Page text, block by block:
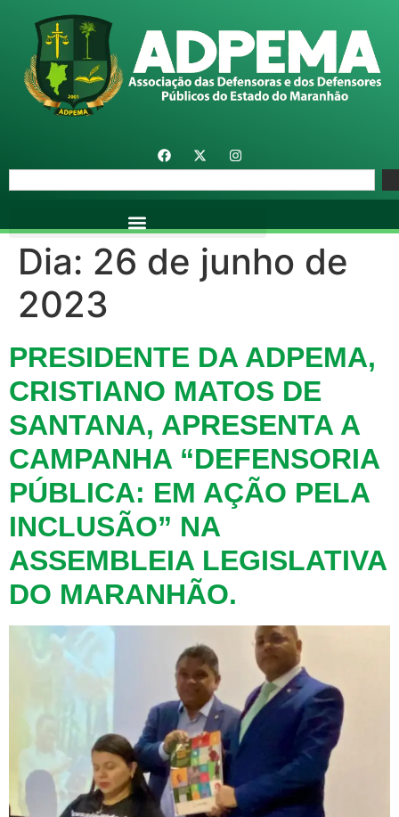
Dia: 26 de junho de
2023
PRESIDENTE DA ADPEMA,
CRISTIANO MATOS DE
SANTANA, APRESENTA A
CAMPANHA “DEFENSORIA
PÚBLICA: EM AÇÃO PELA
INCLUSÃO” NA
ASSEMBLEIA LEGISLATIVA
DO MARANHÃO.